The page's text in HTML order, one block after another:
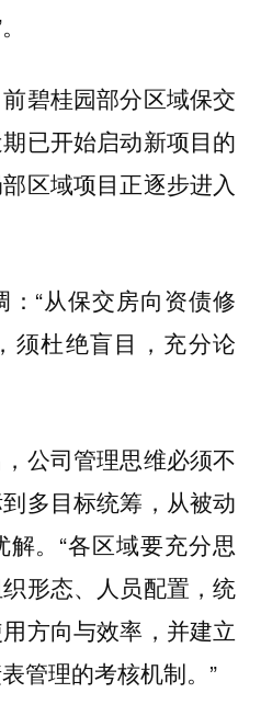
碧桂园部分区域保交
已开始启动新项目的
区域项目正逐步进入
“从保交房向资债修
须杜绝盲目，充分论
公司管理思维必须不
多目标统筹，从被动
。“各区域要充分思
形态、人员配置，统
方向与效率，并建立
管理的考核机制。”